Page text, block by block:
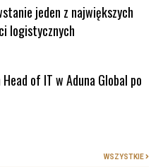
jeden z największych
logistycznych
of IT w Aduna Global po
WSZYSTKIE